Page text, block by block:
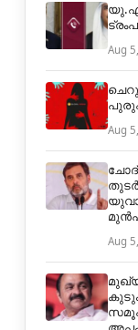
Aug
Aug
Aug